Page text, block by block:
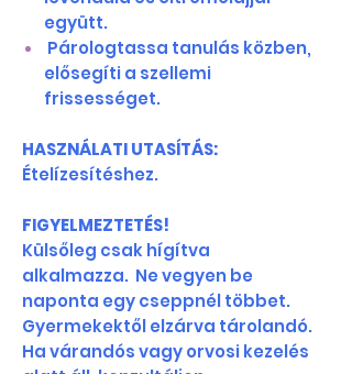
együtt.
Párologtassa tanulás közben,
elősegíti a szellemi
frissességet.
HASZNÁLATI UTASÍTÁS:
Ételízesítéshez.
FIGYELMEZTETÉS!
Külsőleg csak hígítva
alkalmazza. Ne vegyen be
naponta egy cseppnél többet.
Gyermekektől elzárva tárolandó.
Ha várandós vagy orvosi kezelés